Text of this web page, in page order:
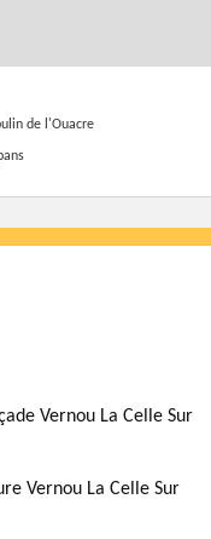
de l'Ouacre
Vernou La Celle Sur
Vernou La Celle Sur